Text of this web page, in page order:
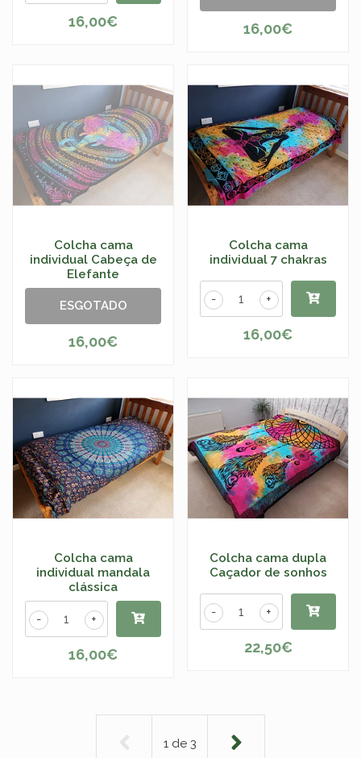
16,00€ 16,00€
Colcha cama
individual Cabeça de
Elefante
ESGOTADO
16,00€
Colcha cama
individual 7 chakras
+
-
16,00€
Colcha cama
individual mandala
clássica
+
-
16,00€
Colcha cama dupla
Caçador de sonhos
+
-
22,50€
1 de 3